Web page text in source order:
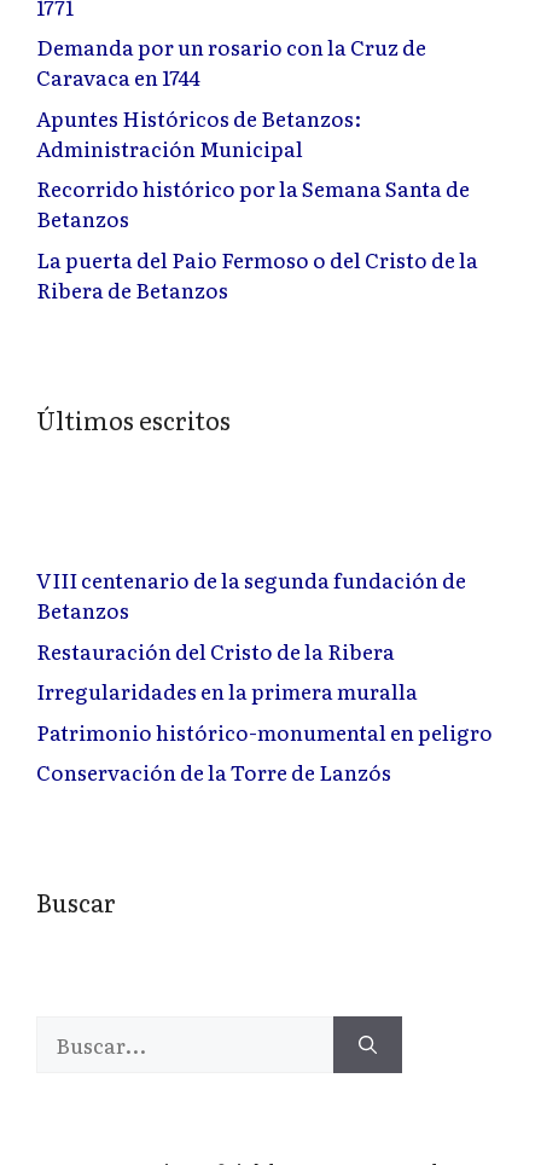
1771
Demanda por un rosario con la Cruz de
Caravaca en 1744
Apuntes Históricos de Betanzos:
Administración Municipal
Recorrido histórico por la Semana Santa de
Betanzos
La puerta del Paio Fermoso o del Cristo de la
Ribera de Betanzos
Últimos escritos
VIII centenario de la segunda fundación de
Betanzos
Restauración del Cristo de la Ribera
Irregularidades en la primera muralla
Patrimonio histórico-monumental en peligro
Conservación de la Torre de Lanzós
Buscar